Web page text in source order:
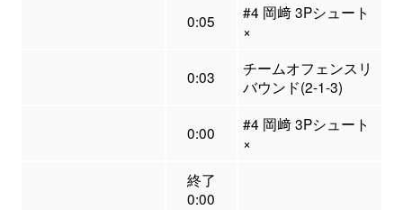
0:05
#4 岡﨑 3Pシュート
×
0:03
チームオフェンスリ
バウンド(2-1-3)
0:00
#4 岡﨑 3Pシュート
×
終了
0:00